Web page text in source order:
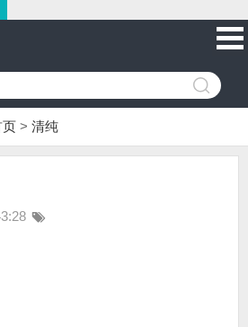
页 > 清纯